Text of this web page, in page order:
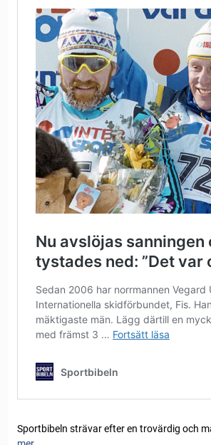
Sportbibeln strävar efter en trovärdig och